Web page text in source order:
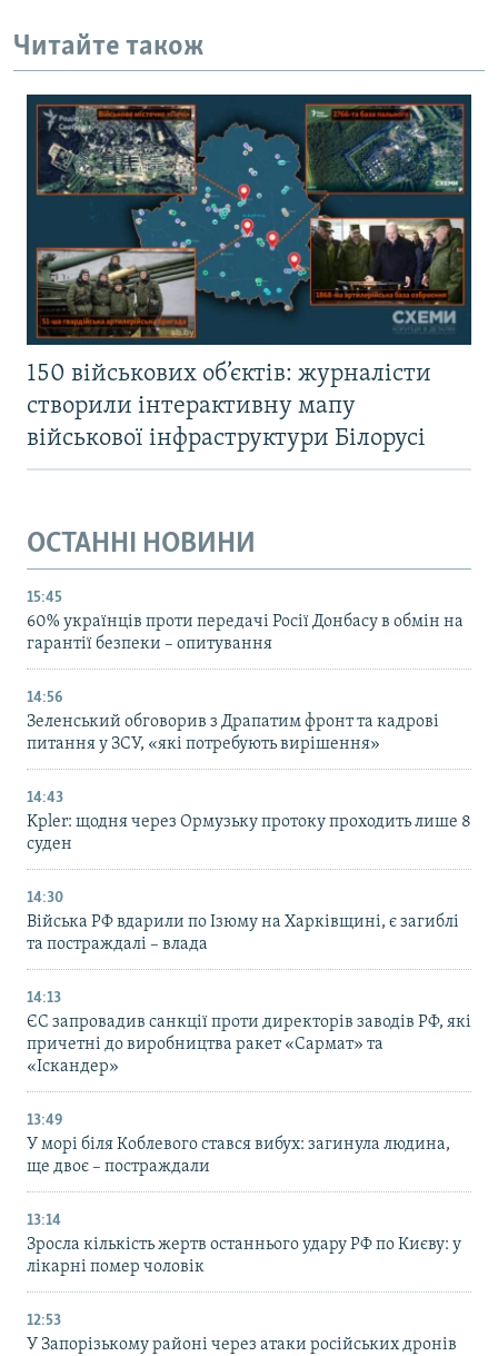
Читайте також
150 військових об’єктів: журналісти
створили інтерактивну мапу
військової інфраструктури Білорусі
ОСТАННІ НОВИНИ
15:45
60% українців проти передачі Росії Донбасу в обмін на
гарантії безпеки – опитування
14:56
Зеленський обговорив з Драпатим фронт та кадрові
питання у ЗСУ, «які потребують вирішення»
14:43
Kpler: щодня через Ормузьку протоку проходить лише 8
суден
14:30
Війська РФ вдарили по Ізюму на Харківщині, є загиблі
та постраждалі – влада
14:13
ЄС запровадив санкції проти директорів заводів РФ, які
причетні до виробництва ракет «Сармат» та
«Іскандер»
13:49
У морі біля Коблевого стався вибух: загинула людина,
ще двоє – постраждали
13:14
Зросла кількість жертв останнього удару РФ по Києву: у
лікарні помер чоловік
12:53
У Запорізькому районі через атаки російських дронів